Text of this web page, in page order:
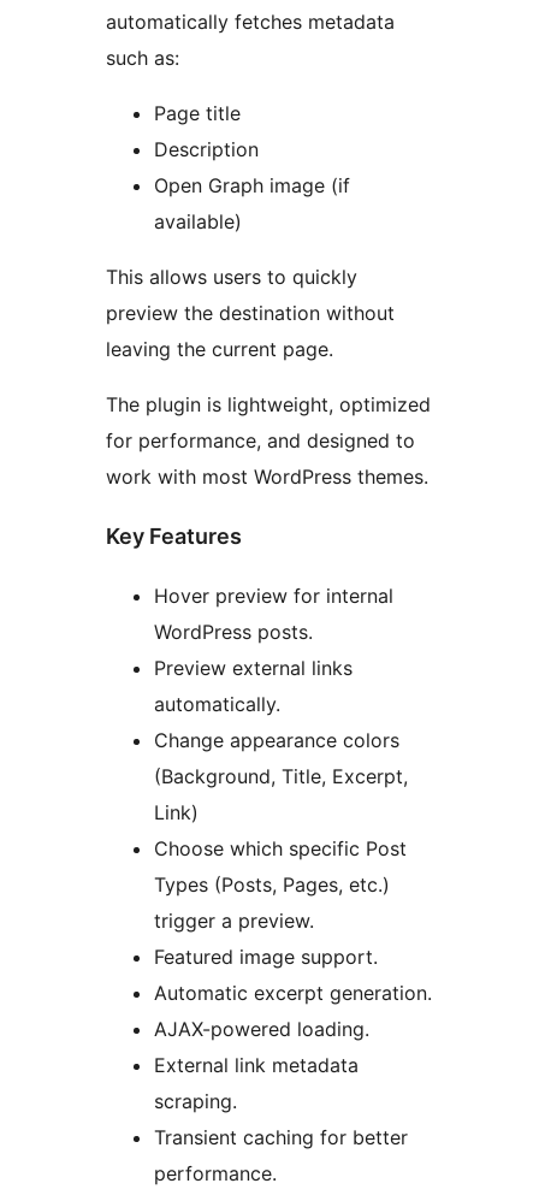
automatically fetches metadata
such as:
Page title
Description
Open Graph image (if
available)
This allows users to quickly
preview the destination without
leaving the current page.
The plugin is lightweight, optimized
for performance, and designed to
work with most WordPress themes.
Key Features
Hover preview for internal
WordPress posts.
Preview external links
automatically.
Change appearance colors
(Background, Title, Excerpt,
Link)
Choose which specific Post
Types (Posts, Pages, etc.)
trigger a preview.
Featured image support.
Automatic excerpt generation.
AJAX-powered loading.
External link metadata
scraping.
Transient caching for better
performance.